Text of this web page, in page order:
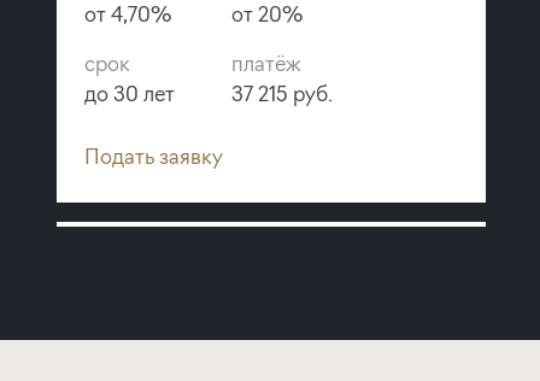
от 4,70%
от 20%
срок
до 30 лет
платёж
37 215 руб.
Подать заявку